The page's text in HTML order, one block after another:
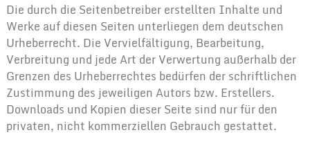
Die durch die Seitenbetreiber erstellten Inhalte und
Werke auf diesen Seiten unterliegen dem deutschen
Urheberrecht. Die Vervielfältigung, Bearbeitung,
Verbreitung und jede Art der Verwertung außerhalb der
Grenzen des Urheberrechtes bedürfen der schriftlichen
Zustimmung des jeweiligen Autors bzw. Erstellers.
Downloads und Kopien dieser Seite sind nur für den
privaten, nicht kommerziellen Gebrauch gestattet.